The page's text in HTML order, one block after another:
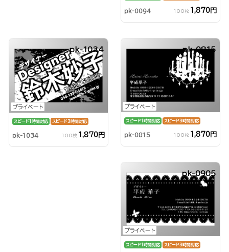
pk-0094 100枚 1,870円
プライベート
pk-1034
スピード1時間対応 スピード3時間対応
pk-1034 100枚 1,870円
プライベート
pk-0815
スピード1時間対応 スピード3時間対応
pk-0815 100枚 1,870円
プライベート
pk-0905
スピード1時間対応 スピード3時間対応